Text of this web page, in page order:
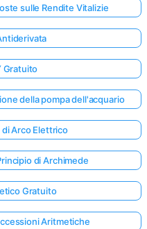
sulle Rendite Vitalizie
Gratuito
della pompa dell'acquario
Arco Elettrico
di Archimede
Gratuito
Aritmetiche